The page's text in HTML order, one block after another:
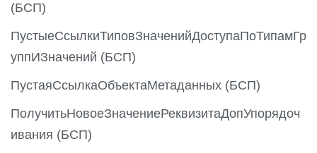
(БСП)
ПустыеСсылкиТиповЗначенийДоступаПоТипамГр
уппИЗначений (БСП)
ПустаяСсылкаОбъектаМетаданных (БСП)
ПолучитьНовоеЗначениеРеквизитаДопУпорядоч
ивания (БСП)